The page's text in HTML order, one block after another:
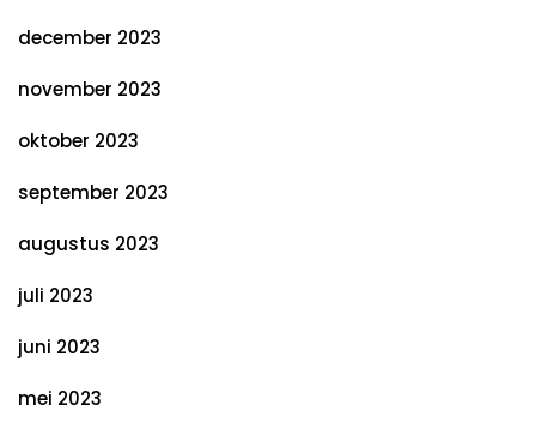
december 2023
november 2023
oktober 2023
september 2023
augustus 2023
juli 2023
juni 2023
mei 2023